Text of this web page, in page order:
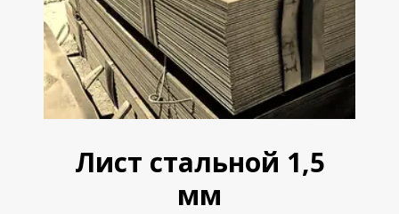
Лист стальной 1,5
мм